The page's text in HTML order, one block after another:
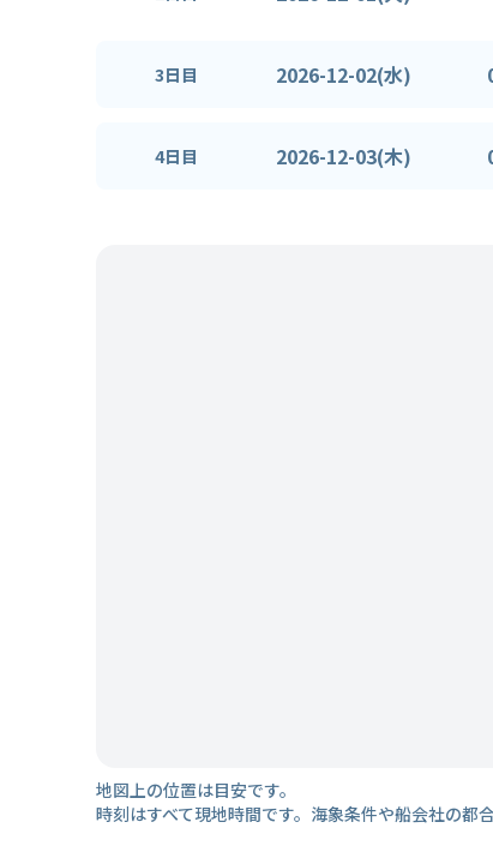
3日目 2026-12-02(水)
4日目 2026-12-03(木)
地図上の位置は目安です。
時刻はすべて現地時間です。海象条件や船会社の都